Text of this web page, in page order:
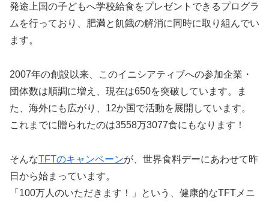
発途上国の子どもへ学校給食をプレゼントできるプログラ
ムを行っており、肥満と飢餓の解消に同時に取り組んでい
ます。
2007年の創設以来、このイニシアティブへの参加企業・
団体数は順調に増え、現在は650を突破しています。ま
た、海外にも広がり、12か国で活動を展開しています。
これまでに贈られたのは3558万3077食にもなります！
そんなTFTのキャンペーンが、世界食料デーにあわせて昨
日から始まっています。
「100万人のいただきます！」という、健康的なTFTメニ